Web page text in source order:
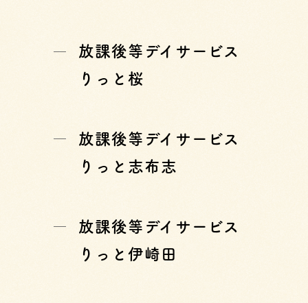
放課後等デイサービス
りっと桜
放課後等デイサービス
りっと志布志
放課後等デイサービス
りっと伊崎田